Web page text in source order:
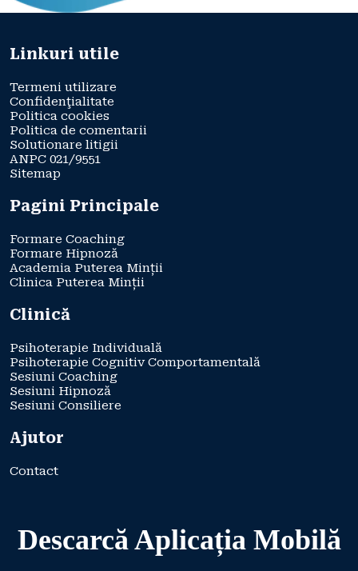
Linkuri utile
Termeni utilizare
Confidenţialitate
Politica cookies
Politica de comentarii
Solutionare litigii
ANPC 021/9551
Sitemap
Pagini Principale
Formare Coaching
Formare Hipnoză
Academia Puterea Minții
Clinica Puterea Minții
Clinică
Psihoterapie Individuală
Psihoterapie Cognitiv Comportamentală
Sesiuni Coaching
Sesiuni Hipnoză
Sesiuni Consiliere
Ajutor
Contact
Descarcă Aplicația Mobilă